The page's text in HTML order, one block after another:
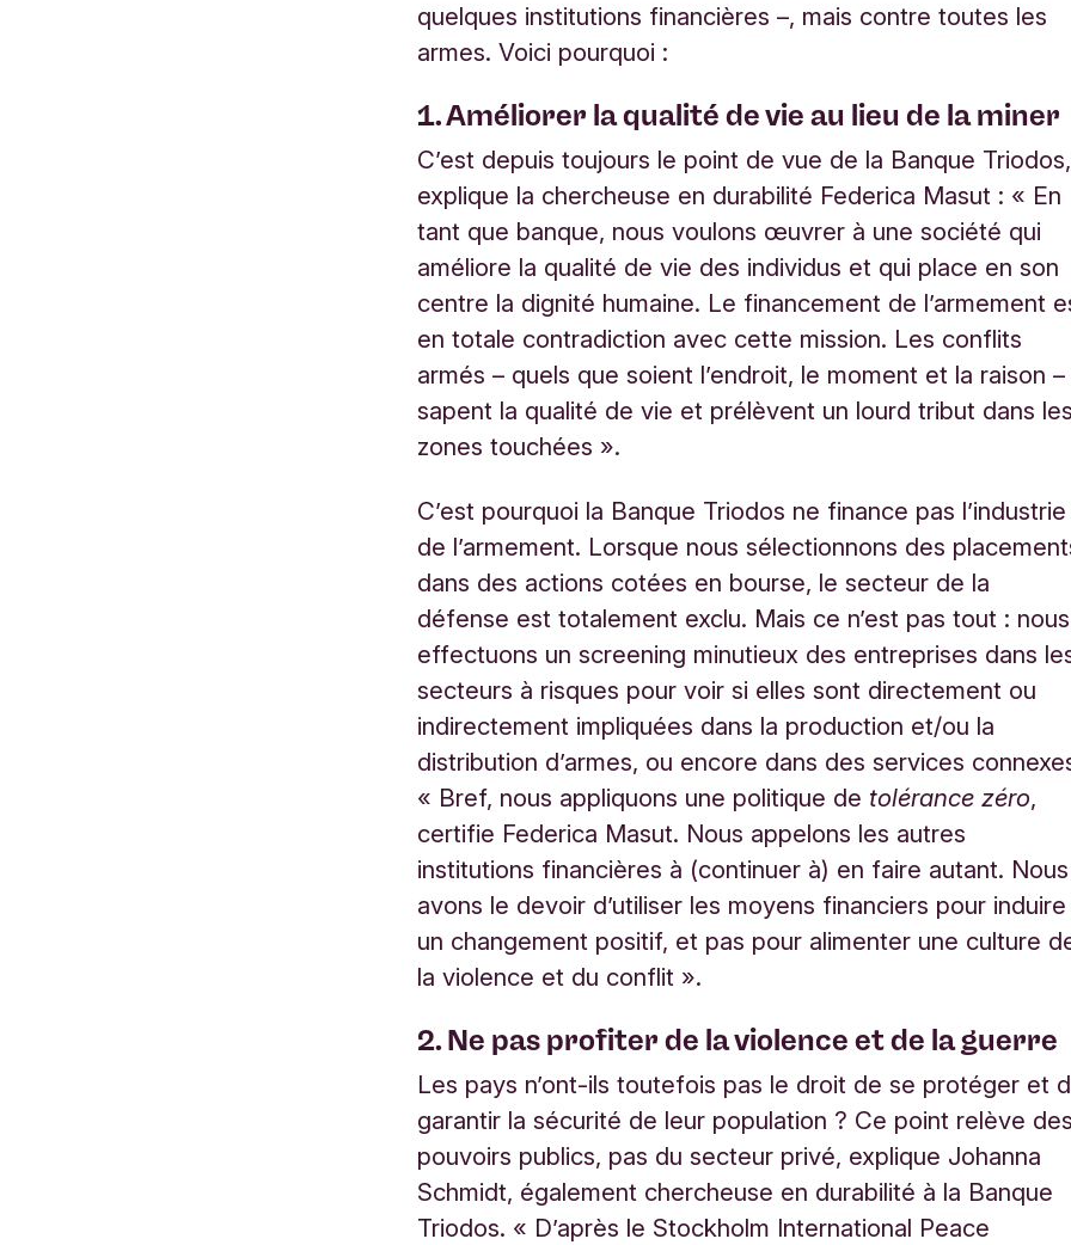
quelques institutions financières –, mais contre toutes les
armes. Voici pourquoi :
1. Améliorer la qualité de vie au lieu de la miner
C’est depuis toujours le point de vue de la Banque Triodos,
explique la chercheuse en durabilité Federica Masut : « En
tant que banque, nous voulons œuvrer à une société qui
améliore la qualité de vie des individus et qui place en son
centre la dignité humaine. Le financement de l’armement
en totale contradiction avec cette mission. Les conflits
armés – quels que soient l’endroit, le moment et la raison –
sapent la qualité de vie et prélèvent un lourd tribut dans les
zones touchées ».
C’est pourquoi la Banque Triodos ne finance pas l’industrie
de l’armement. Lorsque nous sélectionnons des
dans des actions cotées en bourse, le secteur de la
défense est totalement exclu. Mais ce n’est pas tout : nous
effectuons un screening minutieux des entreprises dans
secteurs à risques pour voir si elles sont directement ou
indirectement impliquées dans la production et/ou la
distribution d’armes, ou encore dans des services
« Bref, nous appliquons une politique de tolérance zéro,
certifie Federica Masut. Nous appelons les autres
institutions financières à (continuer à) en faire autant. Nous
avons le devoir d’utiliser les moyens financiers pour induire
un changement positif, et pas pour alimenter une culture
la violence et du conflit ».
2. Ne pas profiter de la violence et de la guerre
Les pays n’ont-ils toutefois pas le droit de se protéger et
garantir la sécurité de leur population ? Ce point relève des
pouvoirs publics, pas du secteur privé, explique Johanna
Schmidt, également chercheuse en durabilité à la Banque
Triodos. « D’après le Stockholm International Peace